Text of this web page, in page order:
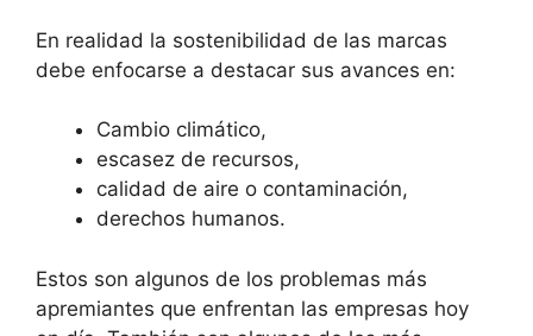
En realidad la sostenibilidad de las marcas
debe enfocarse a destacar sus avances en:
Cambio climático,
escasez de recursos,
calidad de aire o contaminación,
derechos humanos.
Estos son algunos de los problemas más
apremiantes que enfrentan las empresas hoy